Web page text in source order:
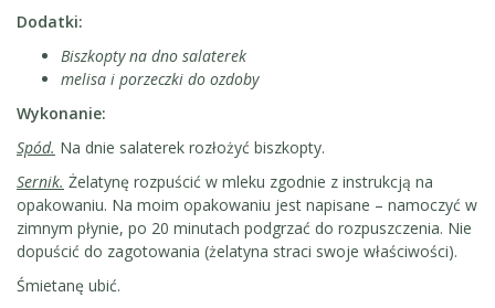
Dodatki:
Biszkopty na dno salaterek
melisa i porzeczki do ozdoby
Wykonanie:
Spód. Na dnie salaterek rozłożyć biszkopty.
Sernik. Żelatynę rozpuścić w mleku zgodnie z instrukcją na
opakowaniu. Na moim opakowaniu jest napisane – namoczyć w
zimnym płynie, po 20 minutach podgrzać do rozpuszczenia. Nie
dopuścić do zagotowania (żelatyna straci swoje właściwości).
Śmietanę ubić.